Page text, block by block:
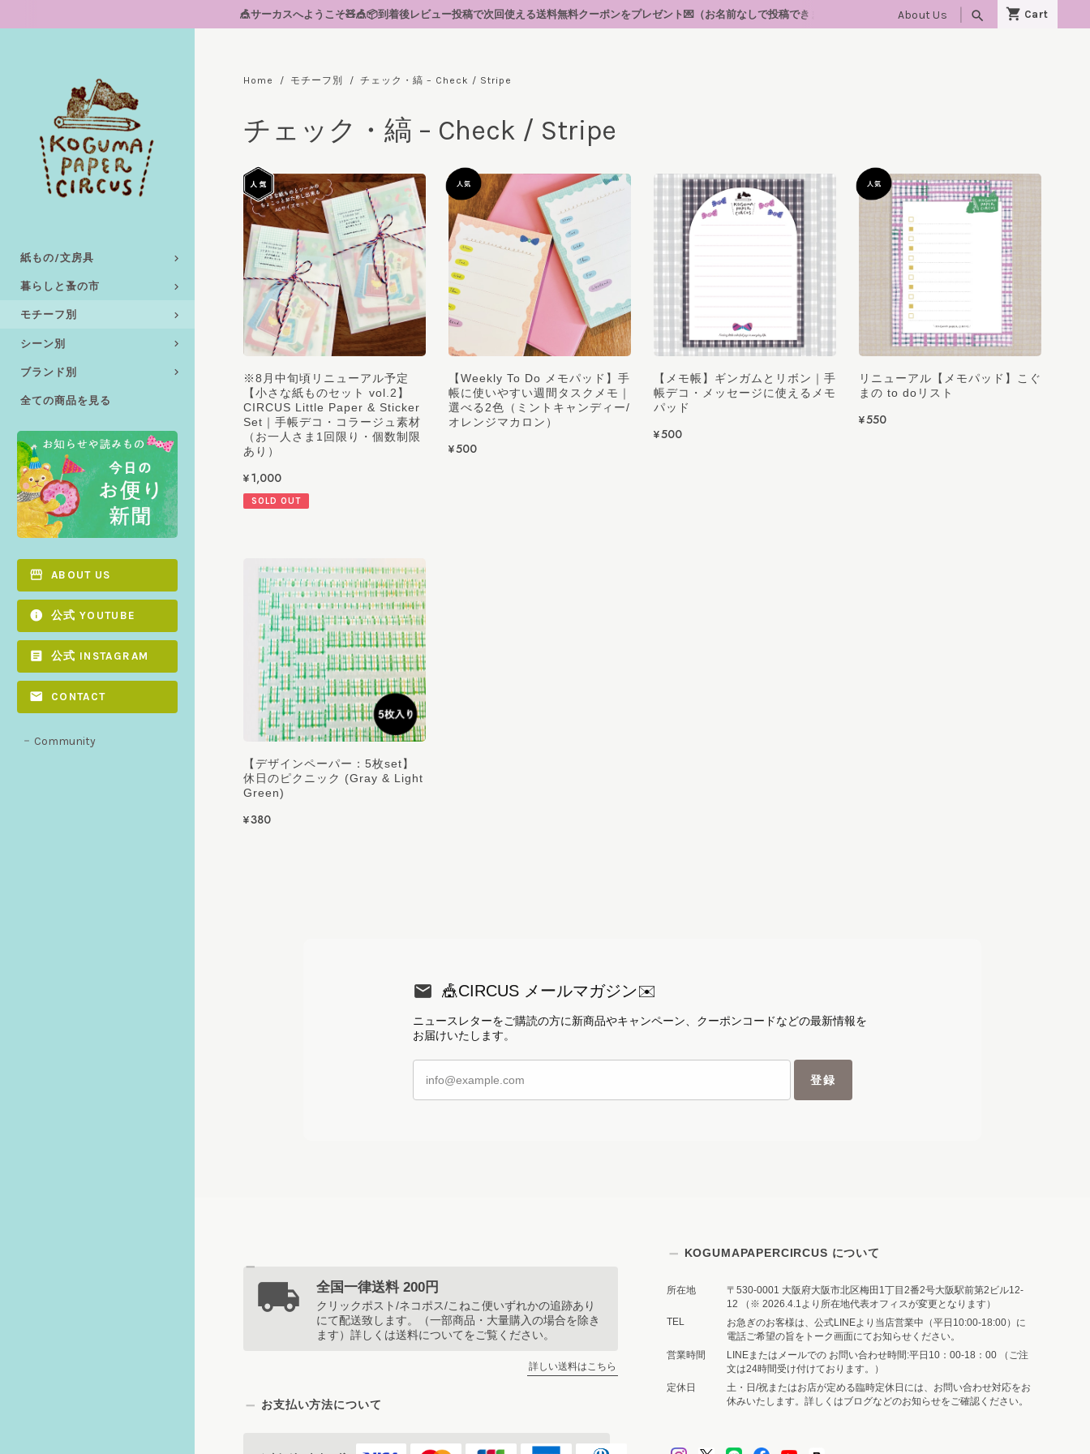
🎪サーカスへようこそ🧸🎪📦到着後レビュー投稿で次回使える送料無料クーポンをプレゼント💌（お名前なしで投稿できます）🐈‍⬛10/24(土)・25(日)「lovelyにゃんフェスタ大阪」出店
About Us search
紙もの/文房具
暮らしと蚤の市
モチーフ別
シーン別
ブランド別
全ての商品を見る
ABOUT US
公式 YOUTUBE
公式 INSTAGRAM
CONTACT
Community
Home モチーフ別 チェック・縞 – Check / Stripe
チェック・縞 – Check / Stripe
※8月中旬頃リニューアル予定
【小さな紙ものセット vol.2】
CIRCUS Little Paper & Sticker
Set｜手帳デコ・コラージュ素材
（お一人さま1回限り・個数制限
あり）
¥1,000
SOLD OUT
【Weekly To Do メモパッド】手
帳に使いやすい週間タスクメモ｜
選べる2色（ミントキャンディー/
オレンジマカロン）
¥500
【メモ帳】ギンガムとリボン｜手
帳デコ・メッセージに使えるメモ
パッド
¥500
リニューアル【メモパッド】こぐ
まの to doリスト
¥550
【デザインペーパー：5枚set】
休日のピクニック (Gray & Light
Green)
¥380
🎪CIRCUS メールマガジン✉️
ニュースレターをご購読の方に新商品やキャンペーン、クーポンコードなどの最新情報を
お届けいたします。
登録
全国一律送料 200円
クリックポスト/ネコポス/こねこ便いずれかの追跡あり
にて配送致します。（一部商品・大量購入の場合を除き
ます）詳しくは送料についてをご覧ください。
詳しい送料はこちら
お支払い方法について
KOGUMAPAPERCIRCUS について
所在地
〒530-0001 大阪府大阪市北区梅田1丁目2番2号大阪駅前第2ビル12-
12 （※ 2026.4.1より所在地代表オフィスが変更となります）
TEL
お急ぎのお客様は、公式LINEより当店営業中（平日10:00-18:00）に
電話ご希望の旨をトーク画面にてお知らせください。
営業時間
LINEまたはメールでの お問い合わせ時間:平日10：00-18：00 （ご注
文は24時間受け付けております。）
定休日
土・日/祝またはお店が定める臨時定休日には、お問い合わせ対応をお
休みいたします。詳しくはブログなどのお知らせをご確認ください。